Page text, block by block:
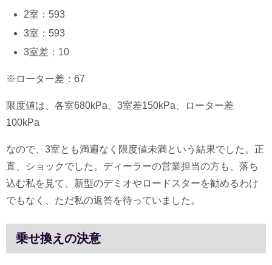
2室：593
3室：593
3室差：10
※ローター差：67
限度値は、各室680kPa、3室差150kPa、ローター差
100kPa
なので、3室とも満遍なく限度値未満という結果でした。正
直、ショックでした。ディーラーの営業担当の方も、落ち
込む私を見て、新型のデミオやロードスターを勧めるわけ
でもなく、ただ私の返答を待っていました。
乗せ換えの決意